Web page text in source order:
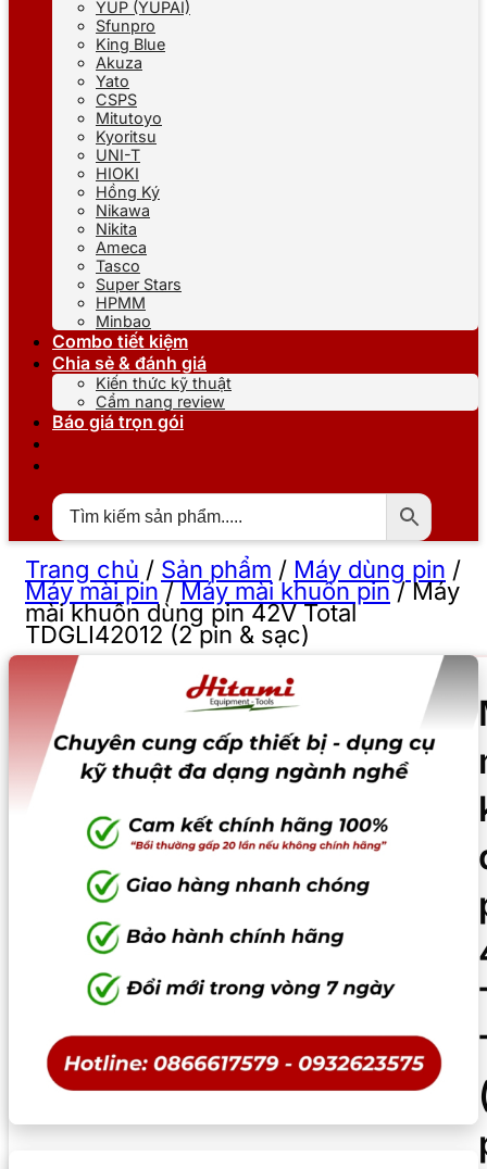
YUP (YUPAI)
Sfunpro
King Blue
Akuza
Yato
CSPS
Mitutoyo
Kyoritsu
UNI-T
HIOKI
Hồng Ký
Nikawa
Nikita
Ameca
Tasco
Super Stars
HPMM
Minbao
Combo tiết kiệm
Chia sẻ & đánh giá
Kiến thức kỹ thuật
Cẩm nang review
Báo giá trọn gói
Trang chủ / Sản phẩm / Máy dùng pin /
Máy mài pin/Máy mài khuôn pin/Máy
mài khuôn dùng pin 42V Total
TDGLI42012 (2 pin & sạc)